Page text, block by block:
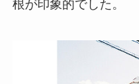
根が印象的でした。